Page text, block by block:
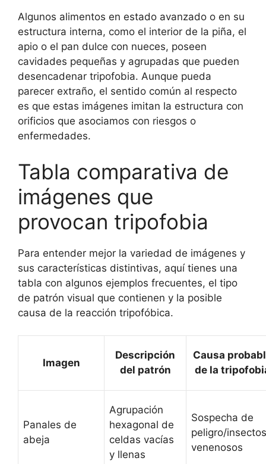
Algunos alimentos en estado avanzado o en su
estructura interna, como el interior de la piña, el
apio o el pan dulce con nueces, poseen
cavidades pequeñas y agrupadas que pueden
desencadenar tripofobia. Aunque pueda
parecer extraño, el sentido común al respecto
es que estas imágenes imitan la estructura con
orificios que asociamos con riesgos o
enfermedades.
Tabla comparativa de
imágenes que
provocan tripofobia
Para entender mejor la variedad de imágenes y
sus características distintivas, aquí tienes una
tabla con algunos ejemplos frecuentes, el tipo
de patrón visual que contienen y la posible
causa de la reacción tripofóbica.
Imagen
Descripción
del patrón
Causa
de la
Panales de
abeja
Agrupación
hexagonal de
celdas vacías
y llenas
Sospecha de
peligro/insectos
venenosos